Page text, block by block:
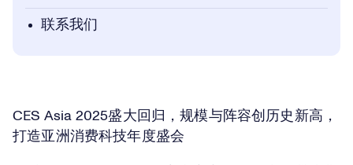
联系我们
CES Asia 2025盛大回归，规模与阵容创历史新高，
打造亚洲消费科技年度盛会